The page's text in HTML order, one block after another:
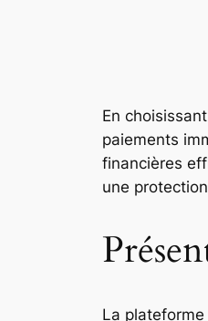
En choisissant
paiements
financières
une
La